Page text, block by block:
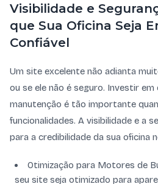
Visibilidade e
que Sua Oficina Seja
Confiável
Um site excelente não adianta
ou se ele não é seguro. Investir
manutenção é tão importante
funcionalidades. A visibilidade e a
para a credibilidade da sua oficina
Otimização para Motores de
seu site seja otimizado para